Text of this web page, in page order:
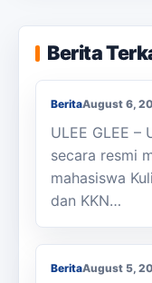
Berita
KKN Usai,
Masyarakat
BeritaAugust 6,
ULEE GLEE –
secara resmi
mahasiswa
dan KKN…
Berjalan Kaki
SMAN 1
BeritaAugust 5,